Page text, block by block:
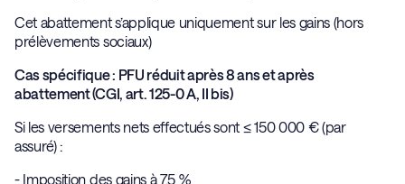
Cet abattement s’applique uniquement sur les gains (hors
prélèvements sociaux)
Cas spécifique : PFU réduit après 8 ans et après
abattement (CGI, art. 125-0 A, II bis)
Si les versements nets effectués sont ≤ 150 000 € (par
assuré) :
- Imposition des gains à 7,5 %